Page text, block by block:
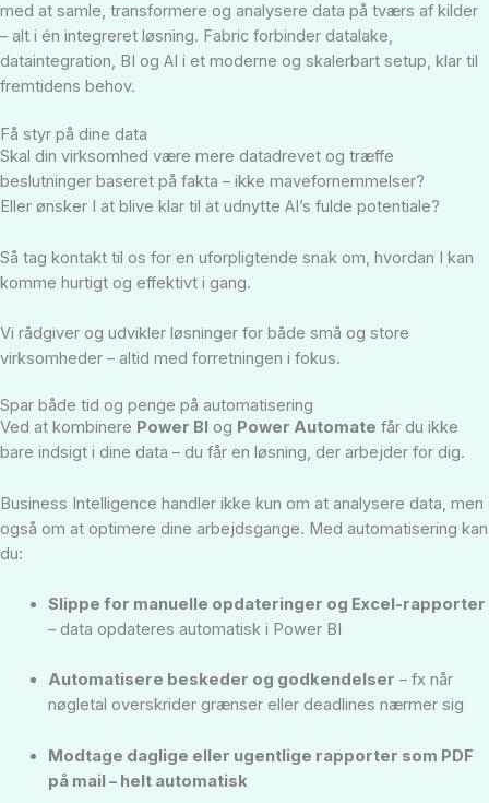
med at samle, transformere og analysere data på tværs af kilder
– alt i én integreret løsning. Fabric forbinder datalake,
dataintegration, BI og AI i et moderne og skalerbart setup, klar til
fremtidens behov.
Få styr på dine data
Skal din virksomhed være mere datadrevet og træffe
beslutninger baseret på fakta – ikke mavefornemmelser?
Eller ønsker I at blive klar til at udnytte AI’s fulde potentiale?
Så tag kontakt til os for en uforpligtende snak om, hvordan I kan
komme hurtigt og effektivt i gang.
Vi rådgiver og udvikler løsninger for både små og store
virksomheder – altid med forretningen i fokus.
Spar både tid og penge på automatisering
Ved at kombinere Power BI og Power Automate får du ikke
bare indsigt i dine data – du får en løsning, der arbejder for dig.
Business Intelligence handler ikke kun om at analysere data, men
også om at optimere dine arbejdsgange. Med automatisering kan
du:
Slippe for manuelle opdateringer og Excel-rapporter
– data opdateres automatisk i Power BI
Automatisere beskeder og godkendelser – fx når
nøgletal overskrider grænser eller deadlines nærmer sig
Modtage daglige eller ugentlige rapporter som PDF
på mail – helt automatisk